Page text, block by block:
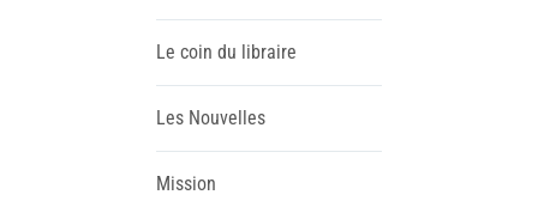
Le coin du libraire
Les Nouvelles
Mission